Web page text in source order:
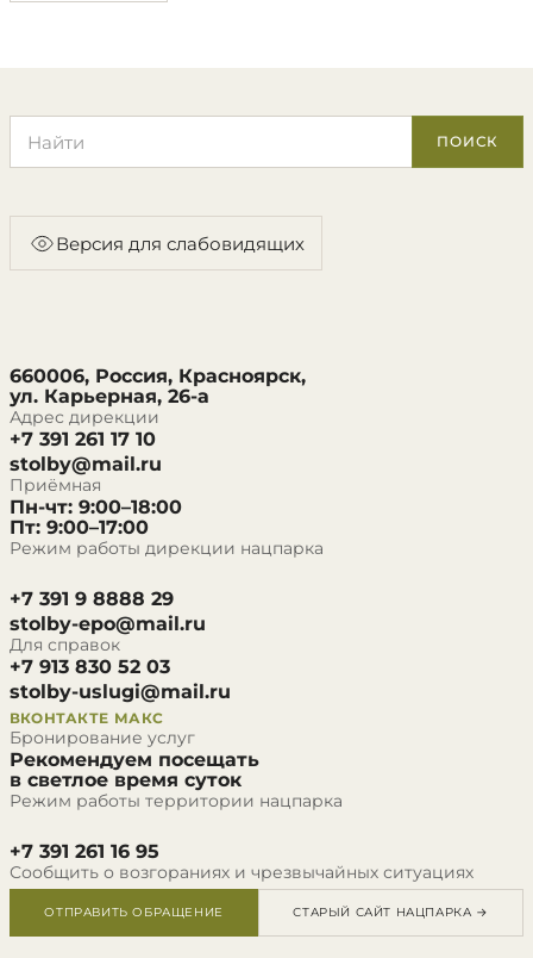
ПОИСК
Версия для слабовидящих
660006, Россия, Красноярск,
ул. Карьерная, 26-а
Адрес дирекции
+7 391 261 17 10
stolby@mail.ru
Приёмная
Пн-чт: 9:00–18:00
Пт: 9:00–17:00
Режим работы дирекции нацпарка
+7 391 9 8888 29
stolby-epo@mail.ru
Для справок
+7 913 830 52 03
stolby-uslugi@mail.ru
ВКОНТАКТЕ МАКС
Бронирование услуг
Рекомендуем посещать
в светлое время суток
Режим работы территории нацпарка
+7 391 261 16 95
Сообщить о возгораниях и чрезвычайных ситуациях
ОТПРАВИТЬ ОБРАЩЕНИЕ СТАРЫЙ САЙТ НАЦПАРКА →